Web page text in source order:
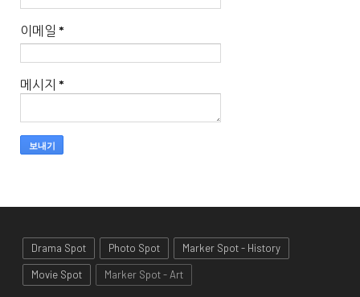
이메일 *
메시지 *
Drama Spot Photo Spot Marker Spot - History
Movie Spot Marker Spot - Art